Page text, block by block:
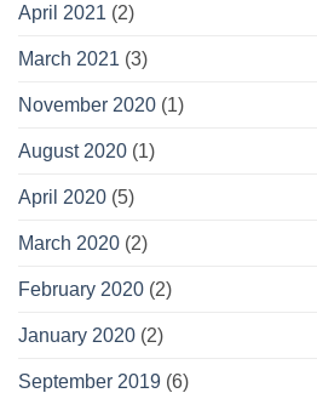
April 2021 (2)
March 2021 (3)
November 2020 (1)
August 2020 (1)
April 2020 (5)
March 2020 (2)
February 2020 (2)
January 2020 (2)
September 2019 (6)